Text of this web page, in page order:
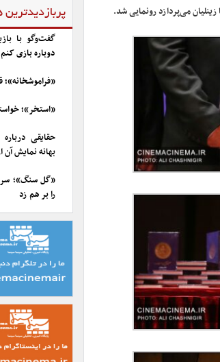
پربازدیدترین
گفت‌وگو با
دوباره بازی کنم
«استخر»؛
حقایقی
بهانه نمایش آن
«گل سنگ»؛
را بر هم زد